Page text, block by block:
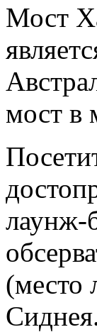
Мост
мост в
лаунж-
(место